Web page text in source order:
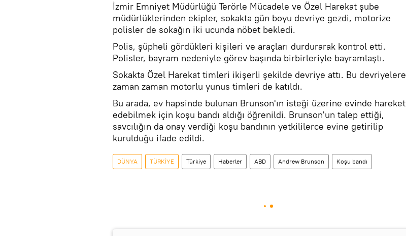
İzmir Emniyet Müdürlüğü Terörle Mücadele ve Özel Harekat şube
müdürlüklerinden ekipler, sokakta gün boyu devriye gezdi, motorize
polisler de sokağın iki ucunda nöbet bekledi.
Polis, şüpheli gördükleri kişileri ve araçları durdurarak kontrol etti.
Polisler, bayram nedeniyle görev başında birbirleriyle bayramlaştı.
Sokakta Özel Harekat timleri ikişerli şekilde devriye attı. Bu devriyelere
zaman zaman motorlu yunus timleri de katıldı.
Bu arada, ev hapsinde bulunan Brunson'ın isteği üzerine evinde hareket
edebilmek için koşu bandı aldığı öğrenildi. Brunson'un talep ettiği,
savcılığın da onay verdiği koşu bandının yetkililerce evine getirilip
kurulduğu ifade edildi.
DÜNYA TÜRKİYE Türkiye Haberler ABD Andrew Brunson Koşu bandı